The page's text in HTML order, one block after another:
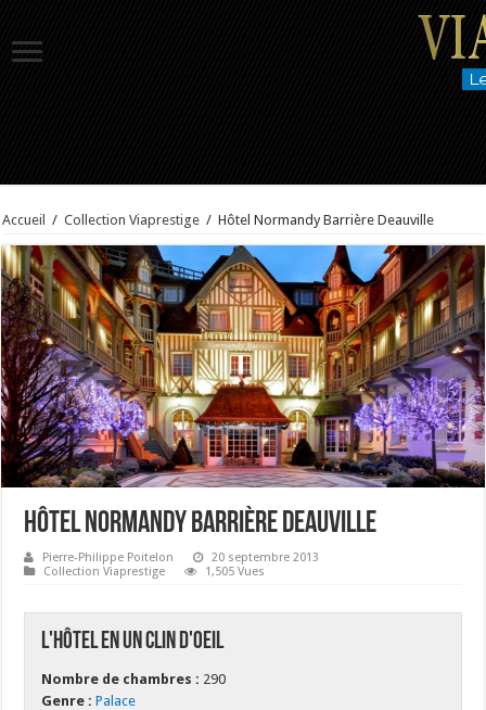
Accueil / Collection Viaprestige / Hôtel Normandy Barrière Deauville
Hôtel Normandy Barrière Deauville
Pierre-Philippe Poitelon
20 septembre 2013
Collection Viaprestige
1,505 Vues
L'hôtel en un clin d'oeil
Nombre de chambres : 290
Genre : Palace